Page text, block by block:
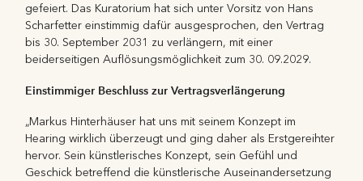
gefeiert. Das Kuratorium hat sich unter Vorsitz von Hans
Scharfetter einstimmig dafür ausgesprochen, den Vertrag
bis 30. September 2031 zu verlängern, mit einer
beiderseitigen Auflösungsmöglichkeit zum 30. 09.2029.
Einstimmiger Beschluss zur Vertragsverlängerung
„Markus Hinterhäuser hat uns mit seinem Konzept im
Hearing wirklich überzeugt und ging daher als Erstgereihter
hervor. Sein künstlerisches Konzept, sein Gefühl und
Geschick betreffend die künstlerische Auseinandersetzung